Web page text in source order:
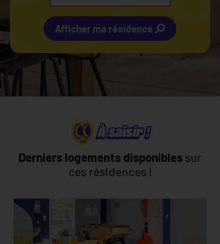
Afficher ma résidence
À saisir !
Derniers logements disponibles sur
ces résidences !